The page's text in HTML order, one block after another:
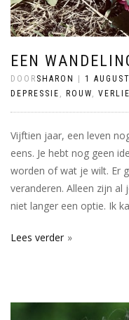
EEN
DOOR SHARON | 1
DEPRESSIE
ROUW
Vijftien jaar, een leven
eens. Je hebt nog geen
worden of wat je wilt. Er
veranderen. Alleen zijn
niet langer een optie. Ik
Lees verder